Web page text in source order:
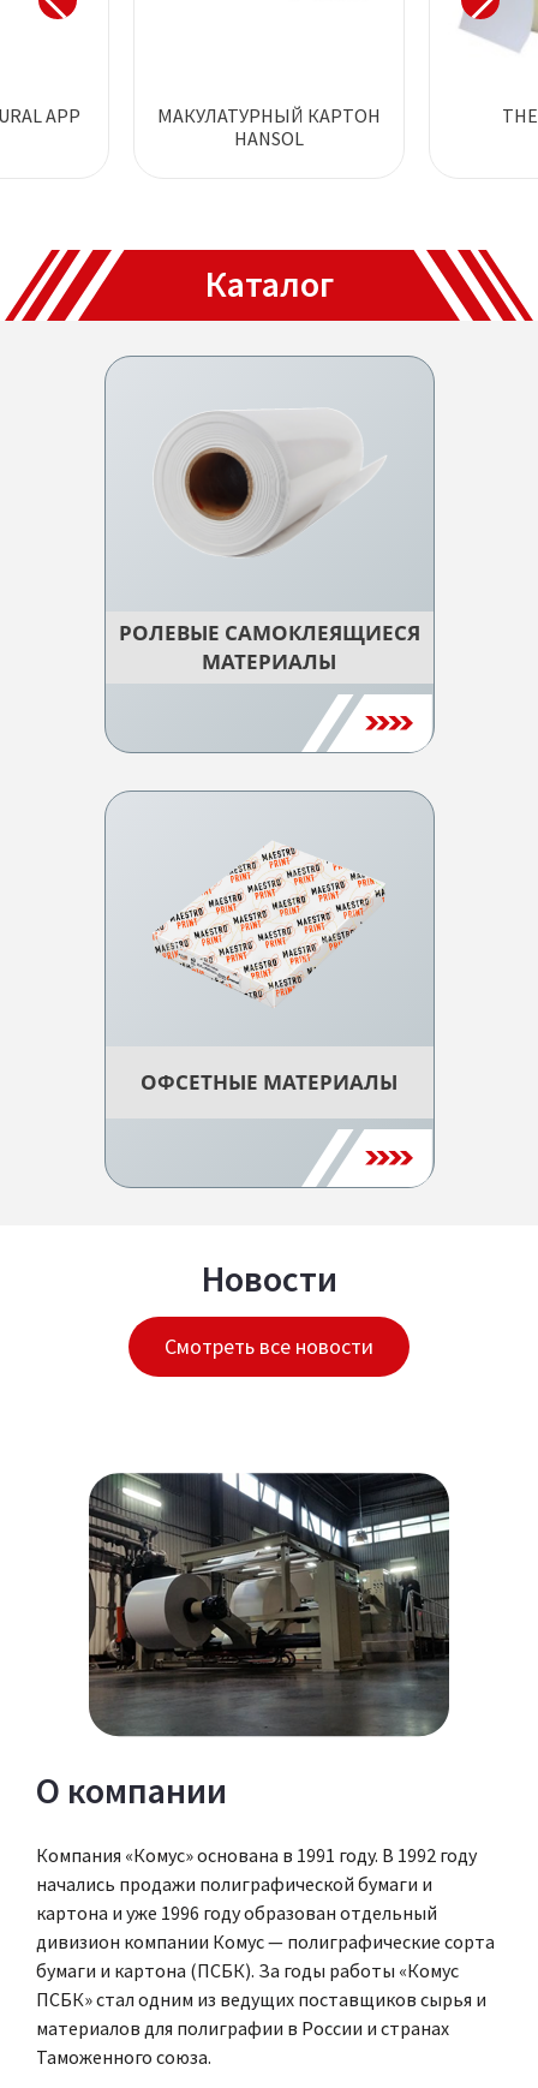
APP
МАКУЛАТУРНЫЙ КАРТОН
HANSOL
Каталог
РОЛЕВЫЕ САМОКЛЕЯЩИЕСЯ
МАТЕРИАЛЫ
ОФСЕТНЫЕ МАТЕРИАЛЫ
Новости
Смотреть все новости
О компании
Компания «Комус» основана в 1991 году. В 1992 году
начались продажи полиграфической бумаги и
картона и уже 1996 году образован отдельный
дивизион компании Комус — полиграфические сорта
бумаги и картона (ПСБК). За годы работы «Комус
ПСБК» стал одним из ведущих поставщиков сырья и
материалов для полиграфии в России и странах
Таможенного союза.